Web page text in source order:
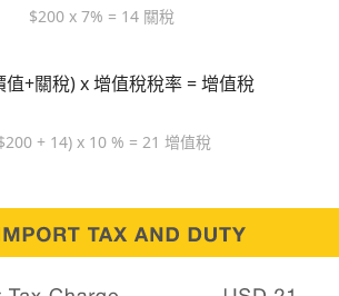
$200 x 7% = 14 關稅
值+關稅) x 增值稅稅率 = 增值稅
+ 14) x 10 % = 21 增值稅